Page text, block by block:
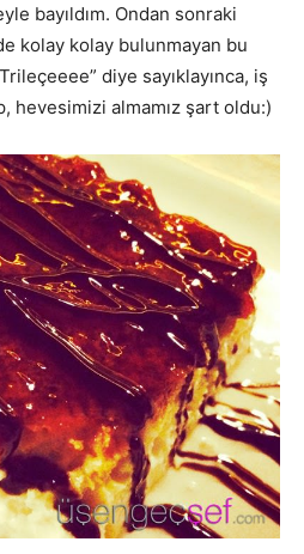
bayıldım. Ondan sonraki
kolay kolay bulunmayan bu
diye sayıklayınca, iş
hevesimizi almamız şart oldu:)